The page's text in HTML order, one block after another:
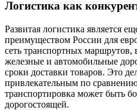
Логистика как
Развитая логистика является
преимуществом России для
сеть транспортных маршрутов,
железные и автомобильные
сроки доставки товаров. Это
привлекательным по
транспортировка может быть
дорогостоящей.